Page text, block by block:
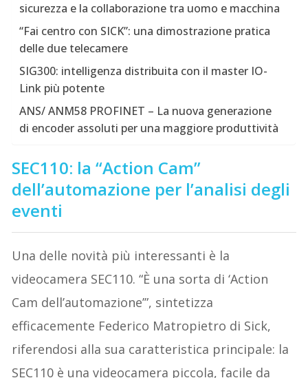
sicurezza e la collaborazione tra uomo e macchina
“Fai centro con SICK”: una dimostrazione pratica
delle due telecamere
SIG300: intelligenza distribuita con il master IO-
Link più potente
ANS/ ANM58 PROFINET – La nuova generazione
di encoder assoluti per una maggiore produttività
SEC110: la “Action Cam”
dell’automazione per l’analisi degli
eventi
Una delle novità più interessanti è la
videocamera SEC110. “È una sorta di ‘Action
Cam dell’automazione’”, sintetizza
efficacemente Federico Matropietro di Sick,
riferendosi alla sua caratteristica principale: la
SEC110 è una videocamera piccola, facile da